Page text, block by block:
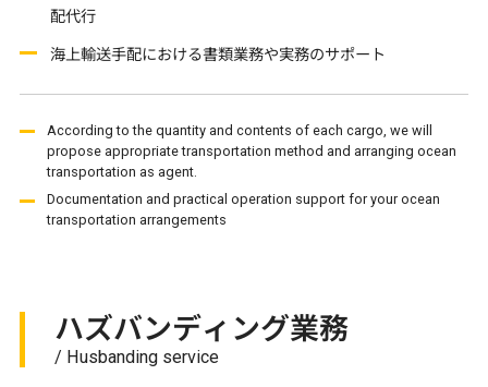
配代行
海上輸送手配における書類業務や実務のサポート
According to the quantity and contents of each cargo, we will
propose appropriate transportation method and arranging ocean
transportation as agent.
Documentation and practical operation support for your ocean
transportation arrangements
ハズバンディング業務
/ Husbanding service